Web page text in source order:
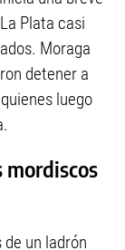
Plata casi
Moraga
detener a
luego
mordiscos
un ladrón